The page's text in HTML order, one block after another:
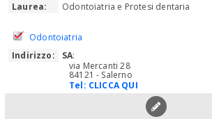
Laurea: Odontoiatria e Protesi dentaria
Odontoiatria
Indirizzo:
SA:
via Mercanti 28
84121 - Salerno
Tel: CLICCA QUI